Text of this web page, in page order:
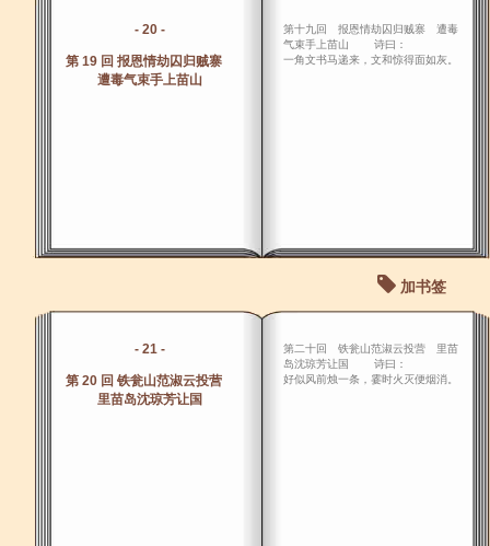
- 20 -
第 19 回 报恩情劫囚归贼寨
遭毒气束手上苗山
第十九回 报恩情劫囚归贼寨 遭毒
气束手上苗山 诗曰：
一角文书马递来，文和惊得面如灰。
加书签
- 21 -
第 20 回 铁瓮山范淑云投营
里苗岛沈琼芳让国
第二十回 铁瓮山范淑云投营 里苗
岛沈琼芳让国 诗曰：
好似风前烛一条，霎时火灭便烟消。